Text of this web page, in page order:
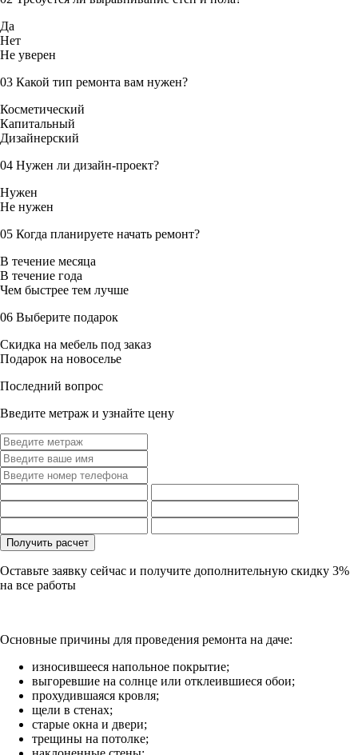
Да
Нет
Не уверен
03 Какой тип ремонта вам нужен?
Косметический
Капитальный
Дизайнерский
04 Нужен ли дизайн-проект?
Нужен
Не нужен
05 Когда планируете начать ремонт?
В течение месяца
В течение года
Чем быстрее тем лучше
06 Выберите подарок
Скидка на мебель под заказ
Подарок на новоселье
Последний вопрос
Введите метраж и узнайте цену
Оставьте заявку сейчас и получите дополнительную скидку 3%
на все работы
Основные причины для проведения ремонта на даче:
износившееся напольное покрытие;
выгоревшие на солнце или отклеившиеся обои;
прохудившаяся кровля;
щели в стенах;
старые окна и двери;
трещины на потолке;